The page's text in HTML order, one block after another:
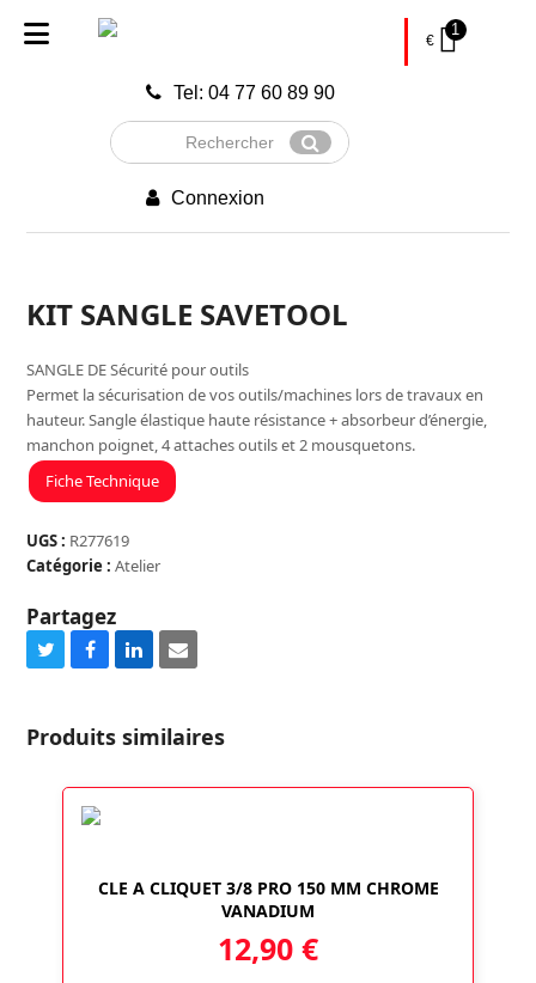
Tel: 04 77 60 89 90
Rechercher
Envoyer
Connexion
€
1
KIT SANGLE SAVETOOL
SANGLE DE Sécurité pour outils
Permet la sécurisation de vos outils/machines lors de travaux en
hauteur. Sangle élastique haute résistance + absorbeur d’énergie,
manchon poignet, 4 attaches outils et 2 mousquetons.
Fiche Technique
UGS : R277619
Catégorie : Atelier
Partagez
Share
Twitter
Share
Facebook
Share
LinkedIn
Share
Email
Produits similaires
CLE A CLIQUET 3/8 PRO 150 MM CHROME
VANADIUM
12,90 €